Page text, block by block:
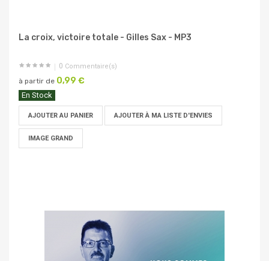
La croix, victoire totale - Gilles Sax - MP3
0 Commentaire(s)
à partir de 0,99 €
En Stock
AJOUTER AU PANIER AJOUTER À MA LISTE D'ENVIES
IMAGE GRAND